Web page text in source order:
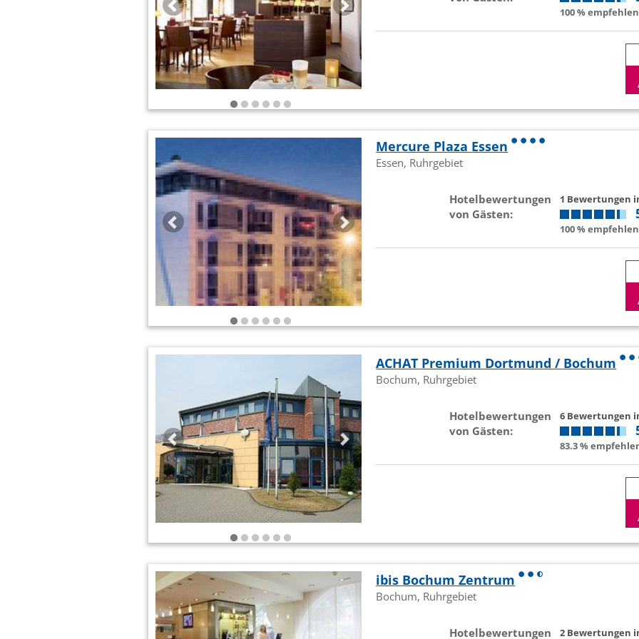
100 %
Mercure Plaza Essen
Essen, Ruhrgebiet
Hotelbewertungen
von Gästen:
1 Bewertungen
100 %
ACHAT Premium Dortmund / Bochum
Bochum, Ruhrgebiet
Hotelbewertungen
von Gästen:
6 Bewertungen
83.3 %
ibis Bochum Zentrum
Bochum, Ruhrgebiet
Hotelbewertungen 2 Bewertungen